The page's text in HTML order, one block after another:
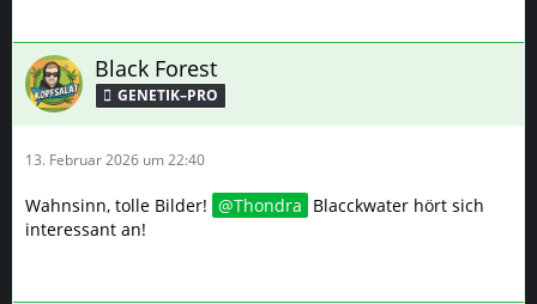
Black Forest
GENETIK–PRO
13. Februar 2026 um 22:40
Wahnsinn, tolle Bilder! Thondra Blacckwater hört sich
interessant an!